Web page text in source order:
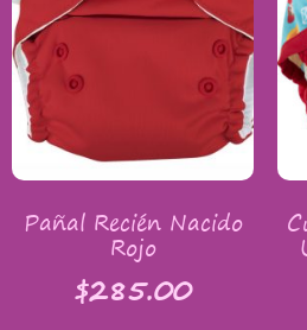
Pañal Recién Nacido
Rojo
$285.00